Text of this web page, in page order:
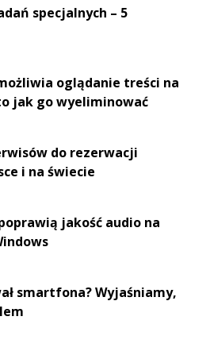
specjalnych – 5
oglądanie treści na
jak go wyeliminować
do rezerwacji
i na świecie
jakość audio na
smartfona? Wyjaśniamy,